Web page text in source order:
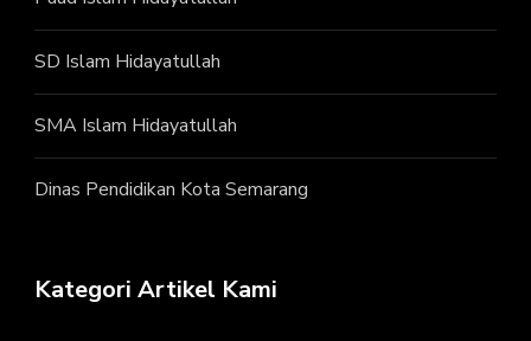
SD Islam Hidayatullah
SMA Islam Hidayatullah
Dinas Pendidikan Kota Semarang
Kategori Artikel Kami